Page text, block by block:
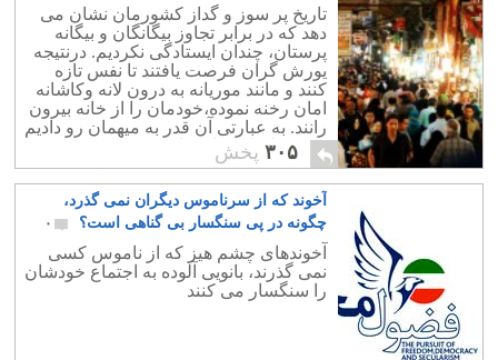
تاریخ پر سوز و گداز کشورمان نشان می
دهد که در برابر تجاوز بیگانگان و بیگانه
پرستان، چندان ایستادگی نکردیم. درنتیجه
یورش گران فرصت یافتند تا نفس تازه
کنند و مانند موریانه به درون لانه وکاشانه
امان رخنه نموده،خودمان را از خانه بیرون
رانند. به عبارتی آن قدر به میهمان رو دادیم
که سر انجام صاحبخانه شد.
۳۰۵ پخش
آخوند که از سرناموس دیگران نمی گذرد،
چگونه در پی سنگسار بی گناهی است؟
۰
آخوندهای چشم هیز که از ناموس کسی
نمی گذرند، بانویی آلوده به اجتماع خودشان
را سنگسار می کنند